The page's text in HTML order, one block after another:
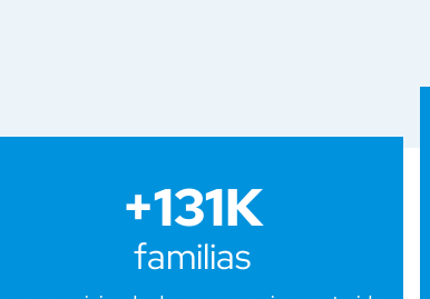
familias
+131K